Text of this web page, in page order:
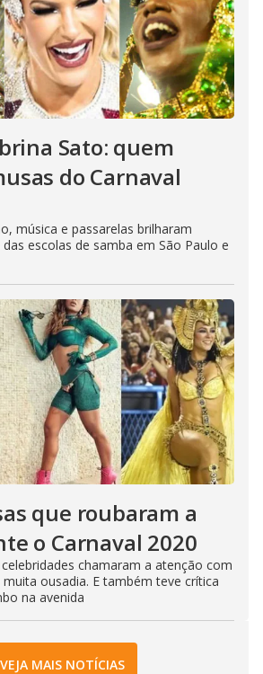
Sato: quem
do Carnaval
música e passarelas brilharam
escolas de samba em São Paulo e
que roubaram a
o Carnaval 2020
chamaram a atenção com
ousadia. E também teve crítica
na avenida
VEJA MAIS NOTÍCIAS